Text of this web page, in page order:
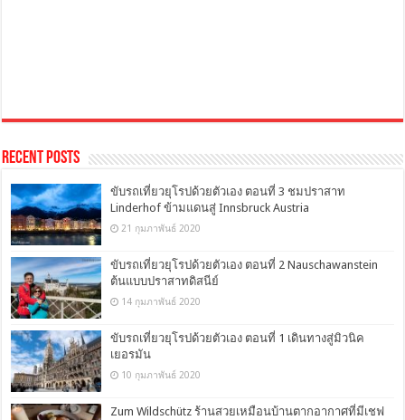
Recent Posts
ขับรถเที่ยวยุโรปด้วยตัวเอง ตอนที่ 3 ชมปราสาท
Linderhof ข้ามแดนสู่ Innsbruck Austria
21 กุมภาพันธ์ 2020
ขับรถเที่ยวยุโรปด้วยตัวเอง ตอนที่ 2 Nauschawanstein
ต้นแบบปราสาทดิสนีย์
14 กุมภาพันธ์ 2020
ขับรถเที่ยวยุโรปด้วยตัวเอง ตอนที่ 1 เดินทางสู่มิวนิค
เยอรมัน
10 กุมภาพันธ์ 2020
Zum Wildschütz ร้านสวยเหมือนบ้านตากอากาศที่มีเชฟ